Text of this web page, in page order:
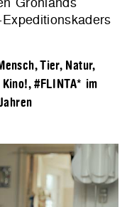
Tier, Natur,
,#FLINTA* im